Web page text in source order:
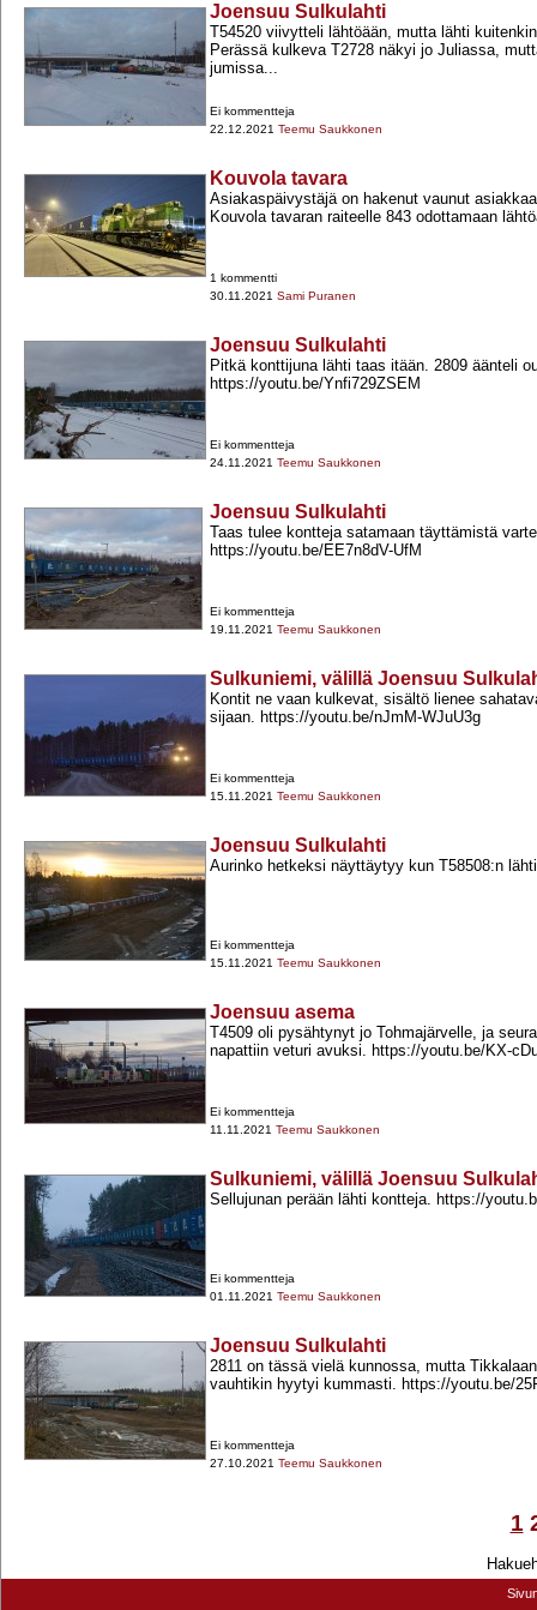
Joensuu Sulkulahti
T54520 viivytteli lähtöään, mutta lähti
Perässä kulkeva T2728 näkyi jo Juliassa,
jumissa...
Ei kommentteja
22.12.2021 Teemu Saukkonen
Kouvola tavara
Asiakaspäivystäjä on hakenut vaunut
Kouvola tavaran raiteelle 843 odottamaan
1 kommentti
30.11.2021 Sami Puranen
Joensuu Sulkulahti
Pitkä konttijuna lähti taas itään. 2809 äänteli
https://youtu.be/Ynfi729ZSEM
Ei kommentteja
24.11.2021 Teemu Saukkonen
Joensuu Sulkulahti
Taas tulee kontteja satamaan täyttämistä
https://youtu.be/EE7n8dV-​UfM
Ei kommentteja
19.11.2021 Teemu Saukkonen
Sulkuniemi, välillä Joensuu
Kontit ne vaan kulkevat, sisältö lienee
sijaan. https://youtu.be/nJmM-​WJuU3g
Ei kommentteja
15.11.2021 Teemu Saukkonen
Joensuu Sulkulahti
Aurinko hetkeksi näyttäytyy kun T58508:n
Ei kommentteja
15.11.2021 Teemu Saukkonen
Joensuu asema
T4509 oli pysähtynyt jo Tohmajärvelle, ja
napattiin veturi avuksi. https://youtu.be/KX-​
Ei kommentteja
11.11.2021 Teemu Saukkonen
Sulkuniemi, välillä Joensuu
Sellujunan perään lähti kontteja. https://
Ei kommentteja
01.11.2021 Teemu Saukkonen
Joensuu Sulkulahti
2811 on tässä vielä kunnossa, mutta
vauhtikin hyytyi kummasti. https://youtu.be/
Ei kommentteja
27.10.2021 Teemu Saukkonen
1